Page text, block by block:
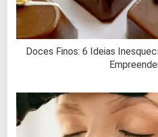
Doces Finos: 6 Ideias